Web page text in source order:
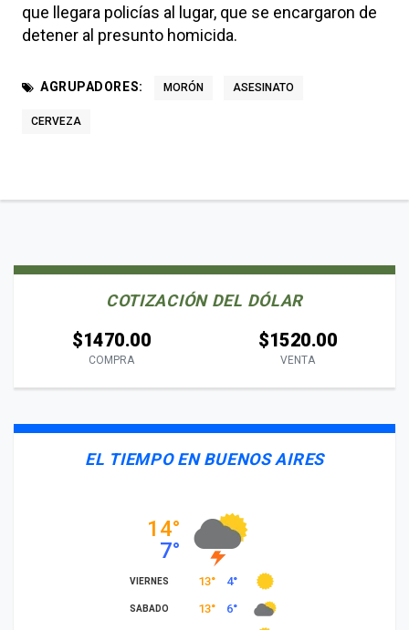
que llegara policías al lugar, que se encargaron de
detener al presunto homicida.
AGRUPADORES: MORÓN ASESINATO
CERVEZA
COTIZACIÓN DEL DÓLAR
$1470.00
COMPRA
$1520.00
VENTA
EL TIEMPO EN BUENOS AIRES